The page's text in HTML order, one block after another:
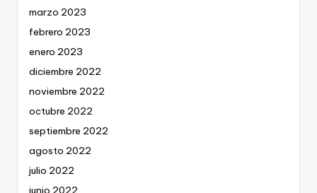
marzo 2023
febrero 2023
enero 2023
diciembre 2022
noviembre 2022
octubre 2022
septiembre 2022
agosto 2022
julio 2022
junio 2022